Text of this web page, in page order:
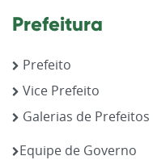
Prefeitura
Prefeito
Vice Prefeito
Galerias de Prefeitos
Equipe de Governo